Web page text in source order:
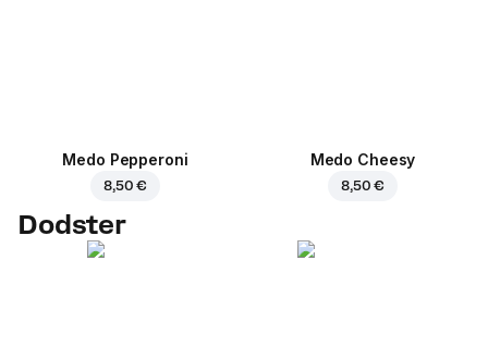
Medo Pepperoni
8,50 €
Medo Cheesy
8,50 €
Dodster